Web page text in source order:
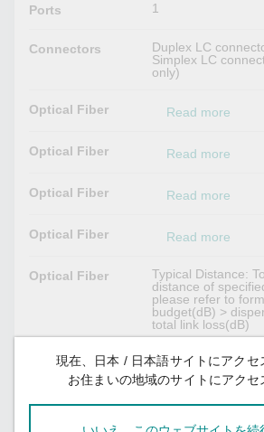
Ports 1
Connectors
Duplex LC
Simplex LC
only)
Optical Fiber Read more
Optical Fiber Read more
Optical Fiber Read more
Optical Fiber Read more
Optical Fiber
Typical Distance:
distance of
please refer to
budget(dB) >
total link loss(dB)
Power Parameters
Power
Max. 1 W
現在、日本 / 日本語サイトにアクセ
お住まいの地域のサイトにアクセ